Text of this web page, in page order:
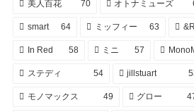
美人百花 70 オトナミューズ
smart 64 ミッフィー 63
In Red 58 ミニ 57
ステディ 54 jillstuart
モノマックス 49 グロー